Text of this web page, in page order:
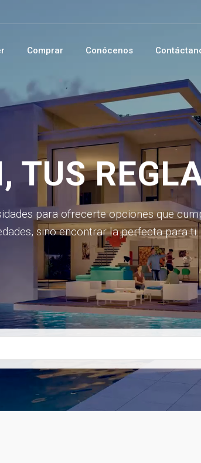
Comprar Conócenos
TUS
para ofrecerte opciones que
sino encontrar la perfecta para ti.